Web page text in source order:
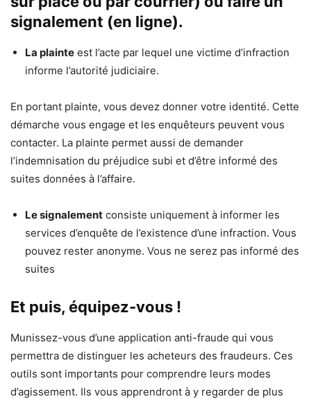
signalement (en ligne).
La plainte est l’acte par lequel une victime d’infraction
informe l’autorité judiciaire.
En portant plainte, vous devez donner votre identité. Cette
démarche vous engage et les enquêteurs peuvent vous
contacter. La plainte permet aussi de demander
l’indemnisation du préjudice subi et d’être informé des
suites données à l’affaire.
Le signalement consiste uniquement à informer les
services d’enquête de l’existence d’une infraction. Vous
pouvez rester anonyme. Vous ne serez pas informé des
suites
Et puis, équipez-vous !
Munissez-vous d’une application anti-fraude qui vous
permettra de distinguer les acheteurs des fraudeurs. Ces
outils sont importants pour comprendre leurs modes
d’agissement. Ils vous apprendront à y regarder de plus